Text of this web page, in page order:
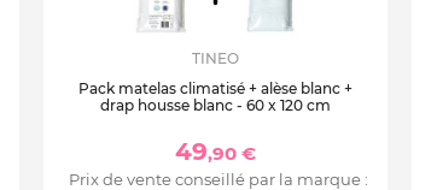
TINEO
Pack matelas climatisé + alèse blanc +
drap housse blanc - 60 x 120 cm
49,90 €
Prix de vente conseillé par la marque :